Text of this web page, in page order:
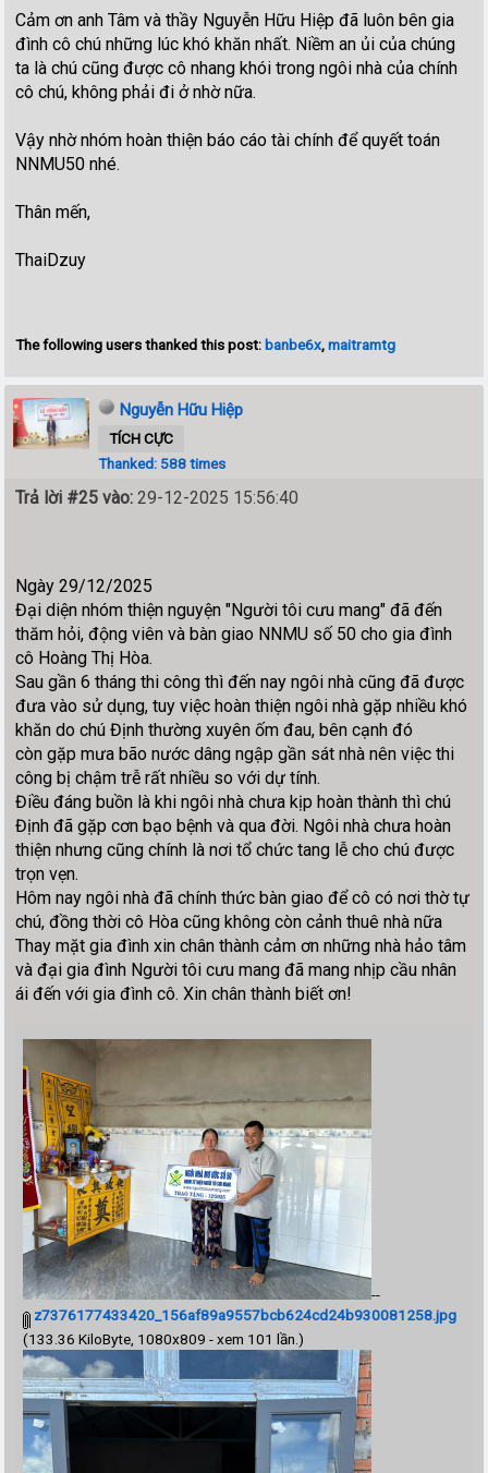
Cảm ơn anh Tâm và thầy Nguyễn Hữu Hiệp đã luôn bên gia
đình cô chú những lúc khó khăn nhất. Niềm an ủi của chúng
ta là chú cũng được cô nhang khói trong ngôi nhà của chính
cô chú, không phải đi ở nhờ nữa.
Vậy nhờ nhóm hoàn thiện báo cáo tài chính để quyết toán
NNMU50 nhé.
Thân mến,
ThaiDzuy
The following users thanked this post: banbe6x,maitramtg
Nguyễn Hữu Hiệp
TÍCH CỰC
Thanked: 588 times
Trả lời #25 vào: 29-12-2025 15:56:40
Ngày 29/12/2025
Đại diện nhóm thiện nguyện "Người tôi cưu mang" đã đến
thăm hỏi, động viên và bàn giao NNMU số 50 cho gia đình
cô Hoàng Thị Hòa.
Sau gần 6 tháng thi công thì đến nay ngôi nhà cũng đã được
đưa vào sử dụng, tuy việc hoàn thiện ngôi nhà gặp nhiều khó
khăn do chú Định thường xuyên ốm đau, bên cạnh đó
còn gặp mưa bão nước dâng ngập gần sát nhà nên việc thi
công bị chậm trễ rất nhiều so với dự tính.
Điều đáng buồn là khi ngôi nhà chưa kịp hoàn thành thì chú
Định đã gặp cơn bạo bệnh và qua đời. Ngôi nhà chưa hoàn
thiện nhưng cũng chính là nơi tổ chức tang lễ cho chú được
trọn vẹn.
Hôm nay ngôi nhà đã chính thức bàn giao để cô có nơi thờ tự
chú, đồng thời cô Hòa cũng không còn cảnh thuê nhà nữa
Thay mặt gia đình xin chân thành cảm ơn những nhà hảo tâm
và đại gia đình Người tôi cưu mang đã mang nhịp cầu nhân
ái đến với gia đình cô. Xin chân thành biết ơn!
--
z7376177433420_156af89a9557bcb624cd24b930081258.jpg
(133.36 KiloByte, 1080x809 - xem 101 lần.)